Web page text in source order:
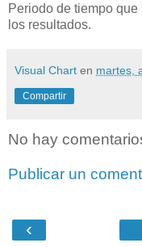
Periodo de tiempo
los resultados.
Visual Chart en martes,
Compartir
No hay
Publicar un
‹